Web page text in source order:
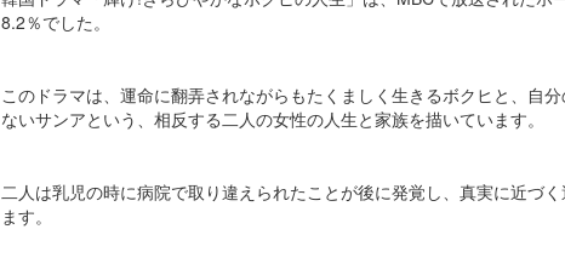
8.2％でした。
このドラマは、運命に翻弄されながらもたくましく生きるボクヒと、自
ないサンアという、相反する二人の女性の人生と家族を描いています。
二人は乳児の時に病院で取り違えられたことが後に発覚し、真実に近づ
ます​​。